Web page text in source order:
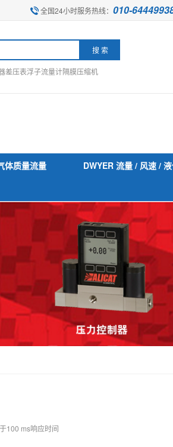
全国24小时服务热线： 010-
差压表浮子流量计隔膜压缩机
体质量流量
DWYER 流量 / 风速 /
100 ms响应时间